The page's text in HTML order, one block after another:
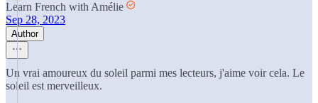
Learn French with Amélie
Sep 28, 2023
Author
Un vrai amoureux du soleil parmi mes lecteurs, j'aime voir cela. Le
soleil est merveilleux.